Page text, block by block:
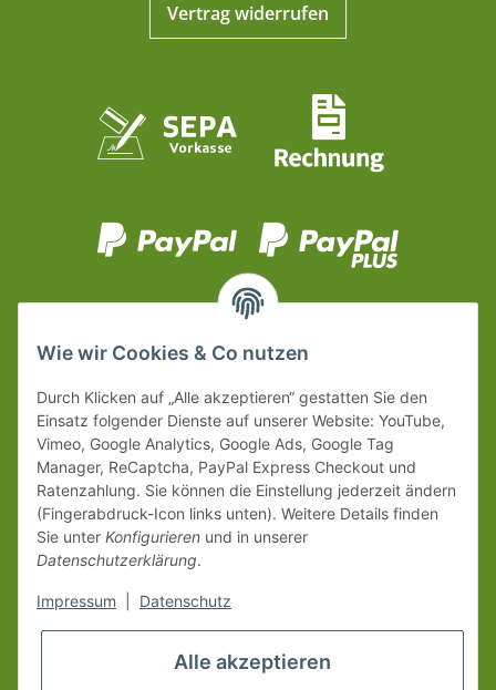
Vertrag widerrufen
Wie wir Cookies & Co nutzen
Durch Klicken auf „Alle akzeptieren“ gestatten Sie den
Einsatz folgender Dienste auf unserer Website: YouTube,
Vimeo, Google Analytics, Google Ads, Google Tag
Manager, ReCaptcha, PayPal Express Checkout und
Ratenzahlung. Sie können die Einstellung jederzeit ändern
(Fingerabdruck-Icon links unten). Weitere Details finden
Sie unter Konfigurieren und in unserer
Datenschutzerklärung.
Impressum Datenschutz
Alle akzeptieren